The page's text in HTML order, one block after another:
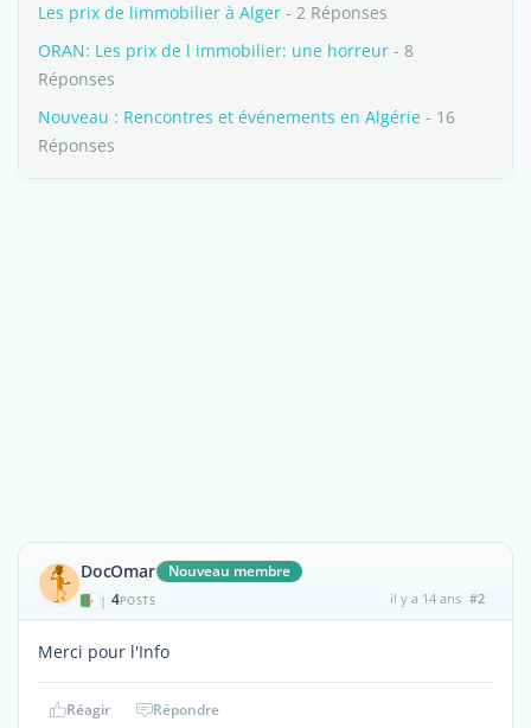
Les prix de limmobilier à Alger - 2 Réponses
ORAN: Les prix de l immobilier: une horreur - 8
Réponses
Nouveau : Rencontres et événements en Algérie - 16
Réponses
DocOmar Nouveau membre
| 4POSTS il y a 14 ans #2
Merci pour l'Info
Réagir Répondre